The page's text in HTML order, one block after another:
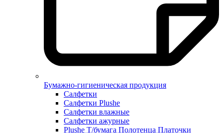
Бумажно-гигиеническая продукция
Салфетки
Салфетки Plushe
Салфетки влажные
Салфетки ажурные
Plushe Т/бумага Полотенца Платочки